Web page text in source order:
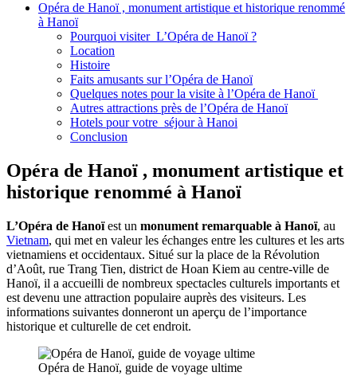
Opéra de Hanoï , monument artistique et historique renommé
à Hanoï
Pourquoi visiter L’Opéra de Hanoï ?
Location
Histoire
Faits amusants sur l’Opéra de Hanoï
Quelques notes pour la visite à l’Opéra de Hanoï
Autres attractions près de l’Opéra de Hanoï
Hotels pour votre séjour à Hanoi
Conclusion
Opéra de Hanoï , monument artistique et
historique renommé à Hanoï
L’Opéra de Hanoïest un monument remarquable à Hanoï, au
Vietnam, qui met en valeur les échanges entre les cultures et les arts
vietnamiens et occidentaux. Situé sur la place de la Révolution
d’Août, rue Trang Tien, district de Hoan Kiem au centre-ville de
Hanoï, il a accueilli de nombreux spectacles culturels importants et
est devenu une attraction populaire auprès des visiteurs. Les
informations suivantes donneront un aperçu de l’importance
historique et culturelle de cet endroit.
Opéra de Hanoï, guide de voyage ultime